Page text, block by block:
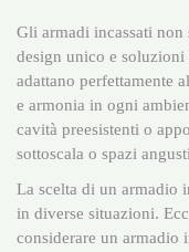
Gli armadi incassati
design unico e
adattano perfettamente
e armonia in ogni
cavità preesistenti o
sottoscala o spazi
La scelta di un armadio
in diverse situazioni.
considerare un armadio